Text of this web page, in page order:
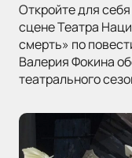
Откройте для
сцене Театра
смерть» по
Валерия Фокина
театрального